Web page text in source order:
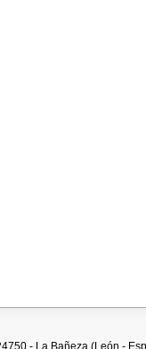
- La Bañeza (León -